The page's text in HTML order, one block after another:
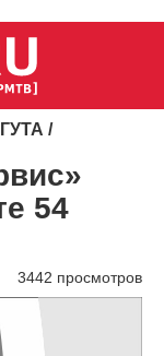
/
54
3442 просмотров